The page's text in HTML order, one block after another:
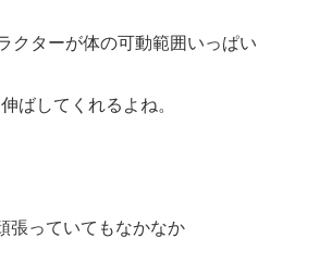
クターが体の可動範囲いっぱい
ばしてくれるよね。
張っていてもなかなか